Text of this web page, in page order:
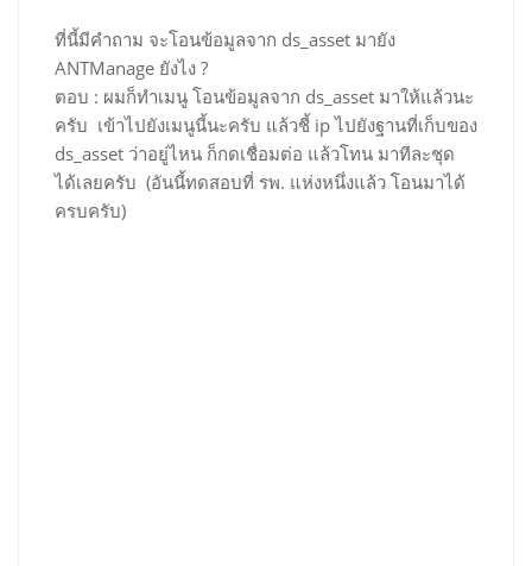
ที่นี้มีคำถาม จะโอนข้อมูลจาก ds_asset มายัง
ANTManage ยังไง ?
ตอบ : ผมก็ทำเมนู โอนข้อมูลจาก ds_asset มาให้แล้วนะ
ครับ เข้าไปยังเมนูนี้นะครับ แล้วชี้ ip ไปยังฐานที่เก็บของ
ds_asset ว่าอยู่ไหน ก็กดเชื่อมต่อ แล้วโทน มาทีละชุด
ได้เลยครับ (อันนี้ทดสอบที่ รพ. แห่งหนึ่งแล้ว โอนมาได้
ครบครับ)